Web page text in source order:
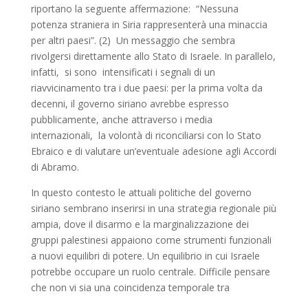
riportano la seguente affermazione: “Nessuna
potenza straniera in Siria rappresenterà una minaccia
per altri paesi”. (2) Un messaggio che sembra
rivolgersi direttamente allo Stato di Israele. In parallelo,
infatti, si sono intensificati i segnali di un
riavvicinamento tra i due paesi: per la prima volta da
decenni, il governo siriano avrebbe espresso
pubblicamente, anche attraverso i media
internazionali, la volontà di riconciliarsi con lo Stato
Ebraico e di valutare un’eventuale adesione agli Accordi
di Abramo.
In questo contesto le attuali politiche del governo
siriano sembrano inserirsi in una strategia regionale più
ampia, dove il disarmo e la marginalizzazione dei
gruppi palestinesi appaiono come strumenti funzionali
a nuovi equilibri di potere. Un equilibrio in cui Israele
potrebbe occupare un ruolo centrale. Difficile pensare
che non vi sia una coincidenza temporale tra